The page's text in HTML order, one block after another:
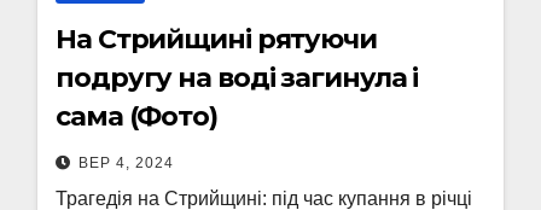
На Стрийщині рятуючи
подругу на воді загинула і
сама (Фото)
ВЕР 4, 2024
Трагедія на Стрийщині: під час купання в річці